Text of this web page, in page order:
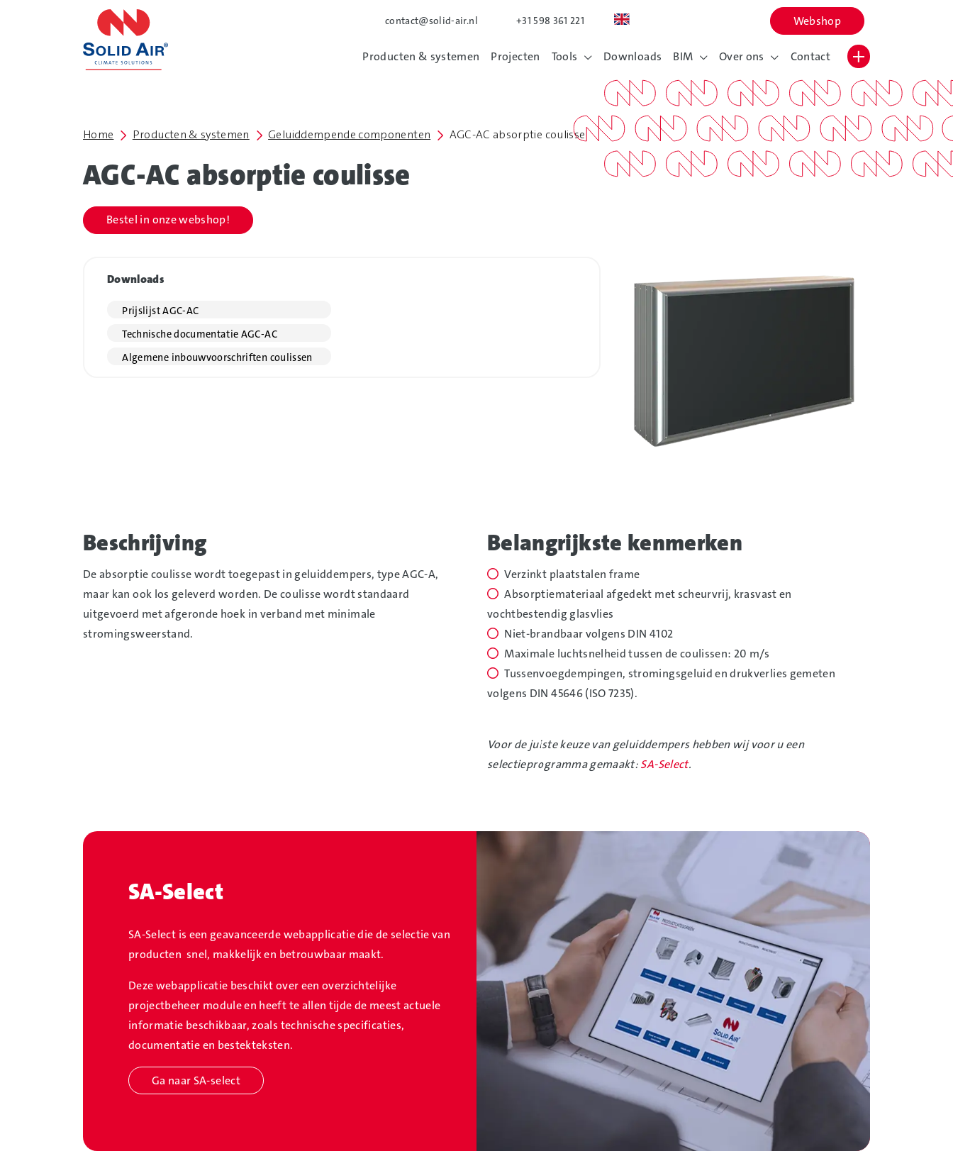
contact@solid-air.nl
+31 598 361 221
Hoog contrast wisselen
Webshop
Producten & systemen Projecten Tools Downloads BIM Over ons Contact
Home Producten & systemen Geluiddempende componenten AGC-AC absorptie coulisse
AGC-AC absorptie coulisse
Bestel in onze webshop!
Downloads
Prijslijst AGC-AC
Technische documentatie AGC-AC
Algemene inbouwvoorschriften coulissen
Beschrijving
De absorptie coulisse wordt toegepast in geluiddempers, type AGC-A,
maar kan ook los geleverd worden. De coulisse wordt standaard
uitgevoerd met afgeronde hoek in verband met minimale
stromingsweerstand.
Belangrijkste kenmerken
Verzinkt plaatstalen frame
Absorptiemateriaal afgedekt met scheurvrij, krasvast en
vochtbestendig glasvlies
Niet-brandbaar volgens DIN 4102
Maximale luchtsnelheid tussen de coulissen: 20 m/s
Tussenvoegdempingen, stromingsgeluid en drukverlies gemeten
volgens DIN 45646 (ISO 7235).
Voor de juiste keuze van geluiddempers hebben wij voor u een
selectieprogramma gemaakt:SA-Select.
SA-Select
SA-Select is een geavanceerde webapplicatie die de selectie van
producten snel, makkelijk en betrouwbaar maakt.
Deze webapplicatie beschikt over een overzichtelijke
projectbeheer module en heeft te allen tijde de meest actuele
informatie beschikbaar, zoals technische specificaties,
documentatie en bestekteksten.
Ga naar SA-select